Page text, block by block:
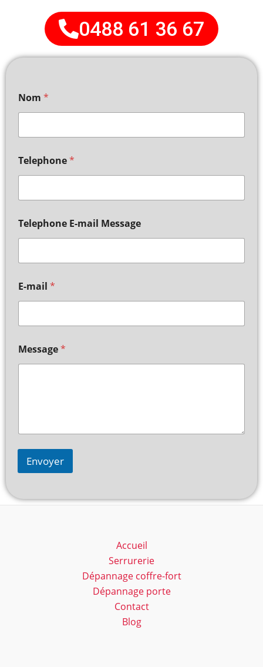
0488 61 36 67
Nom *
Telephone*
Telephone E-mail Message
E-mail *
Message*
Envoyer
Accueil
Serrurerie
Dépannage coffre-fort
Dépannage porte
Contact
Blog